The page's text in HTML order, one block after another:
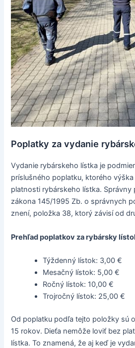
Poplatky za vydanie
Vydanie rybárskeho lístka je
príslušného poplatku, ktorého
platnosti rybárskeho lístka. Správny
zákona 145/1995 Zb. o správnych
znení, položka 38, ktorý závisí od
Prehľad poplatkov za rybársky
Týždenný lístok: 3,00 €
Mesačný lístok: 5,00 €
Ročný lístok: 10,00 €
Trojročný lístok: 25,00 €
Od poplatku podľa tejto položky sú
15 rokov. Dieťa nemôže loviť bez
lístka. To znamená, že aj keď je